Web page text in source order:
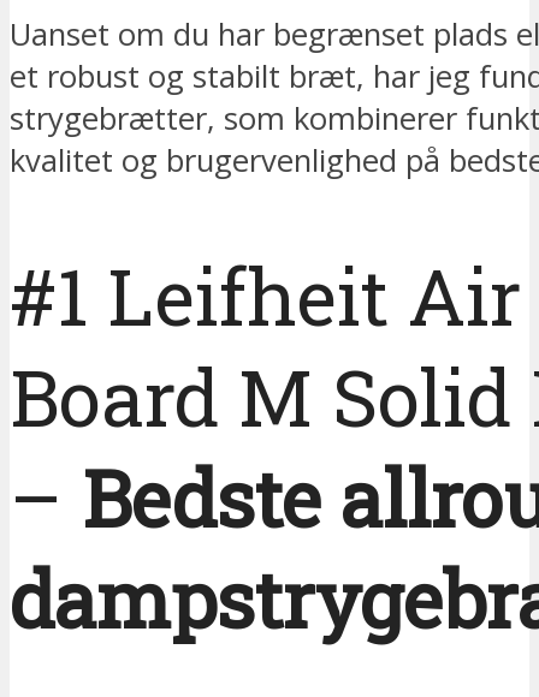
Uanset om du har begrænset plads
et robust og stabilt bræt, har jeg
strygebrætter, som kombinerer
kvalitet og brugervenlighed på
#1 Leifheit Air
Board M Solid
– Bedste